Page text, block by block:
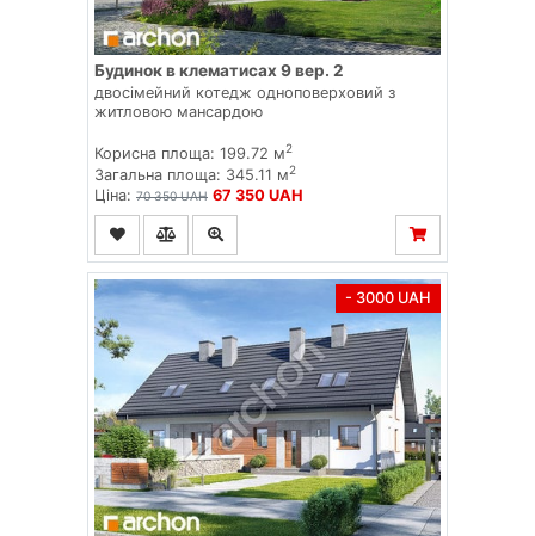
Будинок в клематисах 9 вер. 2
двосімейний котедж одноповерховий з
житловою мансардою
Корисна площа: 199.72 м2
Загальна площа: 345.11 м2
Ціна: 70 350 UAH 67 350 UAH
- 3000 UAH